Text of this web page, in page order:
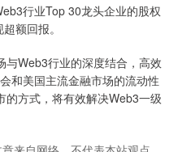
行业Top 30龙头企业的股权
额回报。
Web3行业的深度结合，高效
和美国主流金融市场的流动性
方式，将有效解决Web3一级